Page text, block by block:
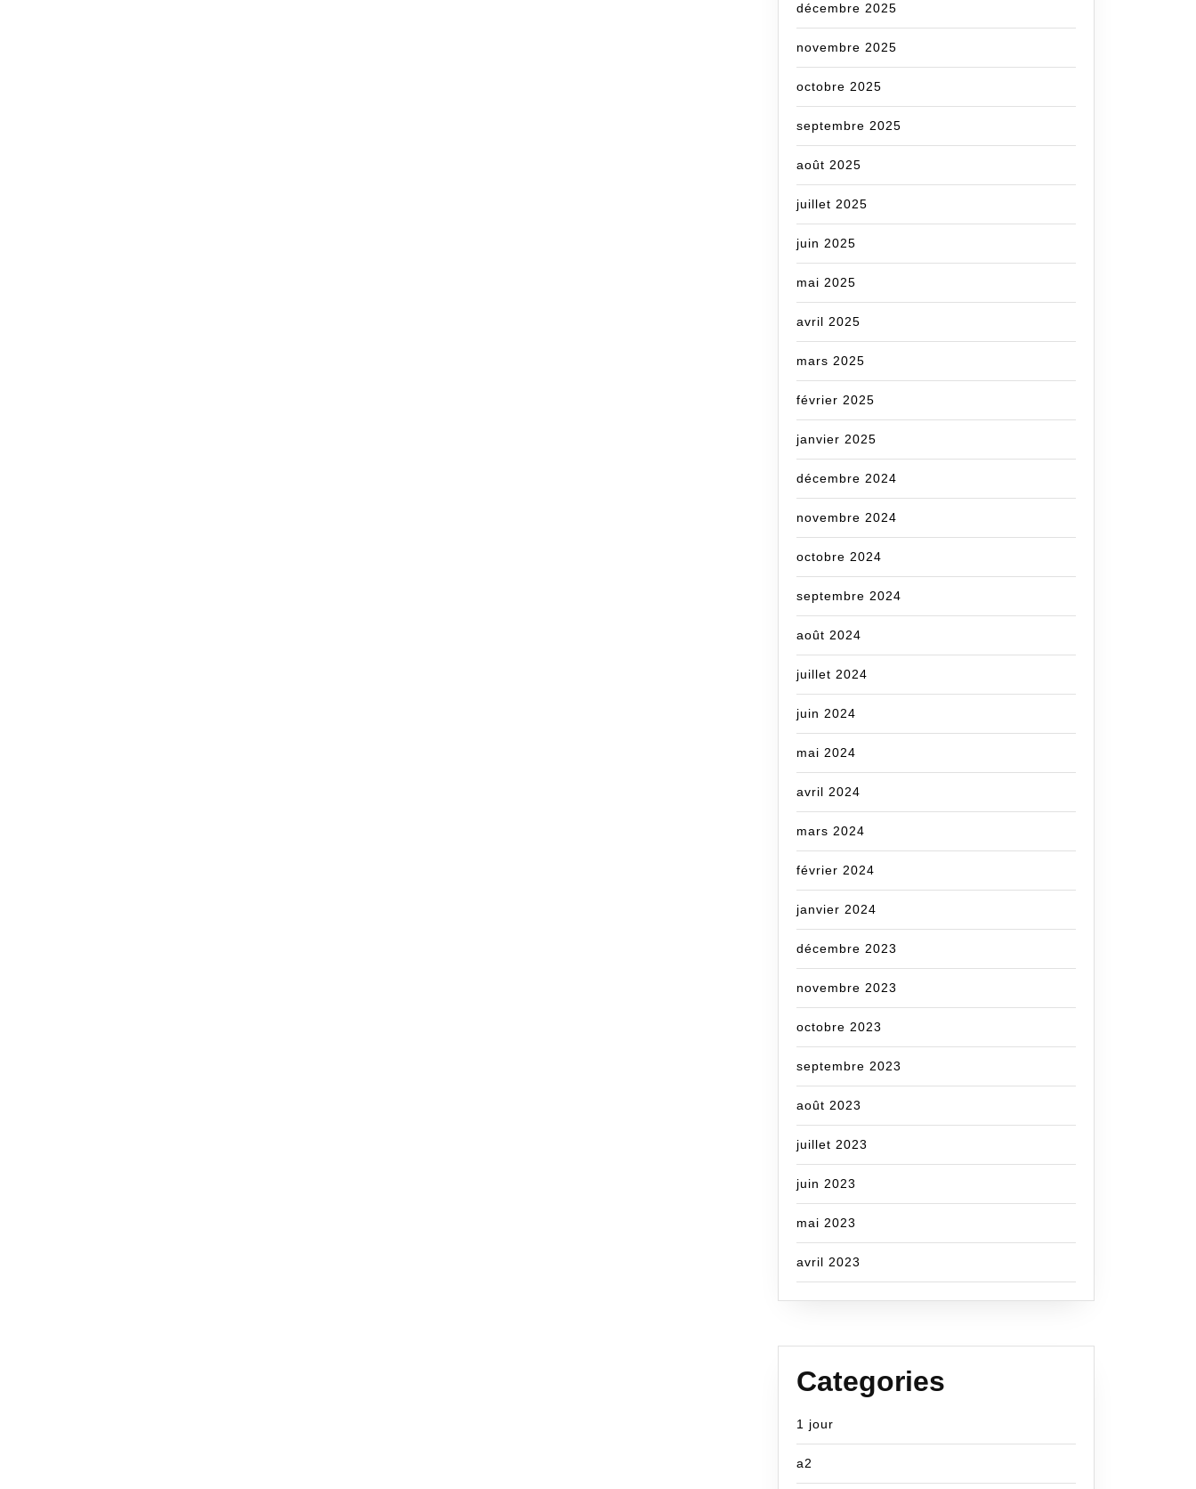
décembre 2025
novembre 2025
octobre 2025
septembre 2025
août 2025
juillet 2025
juin 2025
mai 2025
avril 2025
mars 2025
février 2025
janvier 2025
décembre 2024
novembre 2024
octobre 2024
septembre 2024
août 2024
juillet 2024
juin 2024
mai 2024
avril 2024
mars 2024
février 2024
janvier 2024
décembre 2023
novembre 2023
octobre 2023
septembre 2023
août 2023
juillet 2023
juin 2023
mai 2023
avril 2023
Categories
1 jour
a2